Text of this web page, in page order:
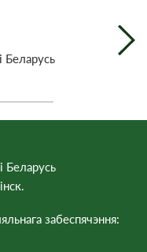
Беларусь
Беларусь
забеспячэння: